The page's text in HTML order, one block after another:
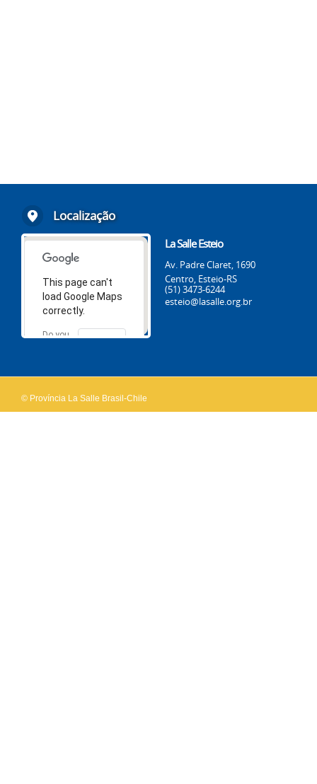
Localização
This page can't
load Google Maps
correctly.
Do you
OK
La Salle Esteio
Av. Padre Claret, 1690
Centro, Esteio-RS
(51) 3473-6244
esteio@lasalle.org.br
© Província La Salle Brasil-Chile